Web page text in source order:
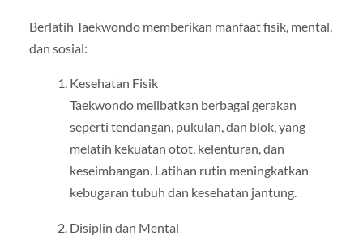
Berlatih Taekwondo memberikan manfaat fisik, mental,
dan sosial:
Kesehatan Fisik
Taekwondo melibatkan berbagai gerakan
seperti tendangan, pukulan, dan blok, yang
melatih kekuatan otot, kelenturan, dan
keseimbangan. Latihan rutin meningkatkan
kebugaran tubuh dan kesehatan jantung.
Disiplin dan Mental